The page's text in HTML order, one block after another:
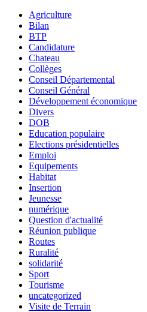
Agriculture
Bilan
BTP
Candidature
Chateau
Collèges
Conseil Départemental
Conseil Général
Développement économique
Divers
DOB
Education populaire
Elections présidentielles
Emploi
Equipements
Habitat
Insertion
Jeunesse
numérique
Question d'actualité
Réunion publique
Routes
Ruralité
solidarité
Sport
Tourisme
uncategorized
Visite de Terrain